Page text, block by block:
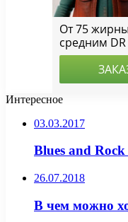
Интересное
03.03.2017
Blues and
26.07.2018
В чем можно